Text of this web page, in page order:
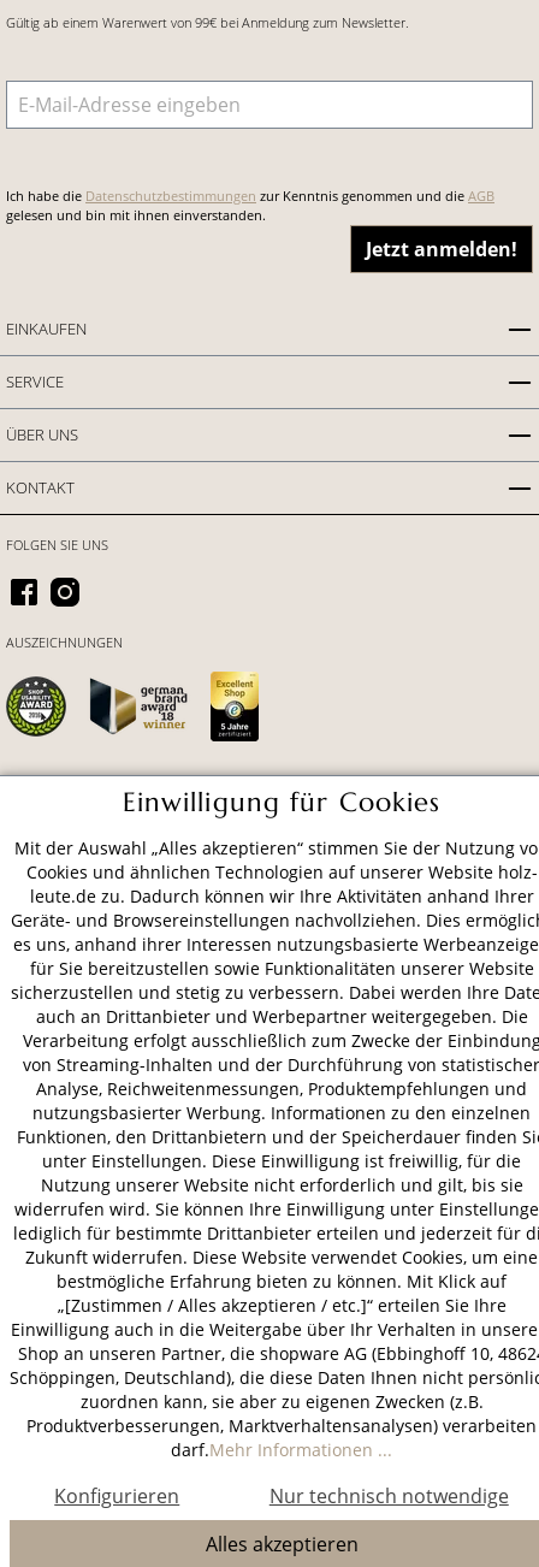
Gültig ab einem Warenwert von 99€ bei Anmeldung zum Newsletter.
E-Mail-Adresse
Ich habe die Datenschutzbestimmungen zur Kenntnis genommen und die AGB
gelesen und bin mit ihnen einverstanden.
Jetzt anmelden!
EINKAUFEN
SERVICE
ÜBER UNS
KONTAKT
VERSAND
FOLGEN SIE UNS
AUSZEICHNUNGEN
AGB Datenschutz
Impressum
© 2026 HOLZ-LEUTE
* Alle Preise inkl. gesetzl. Mehrwertsteuer zzgl.Versandkosten.
Einwilligung für Cookies
Mit der Auswahl „Alles akzeptieren“ stimmen Sie der Nutzung
Cookies und ähnlichen Technologien auf unserer Website holz-
leute.de zu. Dadurch können wir Ihre Aktivitäten anhand Ihrer
Geräte- und Browsereinstellungen nachvollziehen. Dies
es uns, anhand ihrer Interessen nutzungsbasierte
für Sie bereitzustellen sowie Funktionalitäten unserer Website
sicherzustellen und stetig zu verbessern. Dabei werden Ihre
auch an Drittanbieter und Werbepartner weitergegeben. Die
Verarbeitung erfolgt ausschließlich zum Zwecke der
von Streaming-Inhalten und der Durchführung von statistischer
Analyse, Reichweitenmessungen, Produktempfehlungen und
nutzungsbasierter Werbung. Informationen zu den einzelnen
Funktionen, den Drittanbietern und der Speicherdauer finden
unter Einstellungen. Diese Einwilligung ist freiwillig, für die
Nutzung unserer Website nicht erforderlich und gilt, bis sie
widerrufen wird. Sie können Ihre Einwilligung unter
lediglich für bestimmte Drittanbieter erteilen und jederzeit für
Zukunft widerrufen. Diese Website verwendet Cookies, um eine
bestmögliche Erfahrung bieten zu können. Mit Klick auf
„[Zustimmen / Alles akzeptieren / etc.]“ erteilen Sie Ihre
Einwilligung auch in die Weitergabe über Ihr Verhalten in
Shop an unseren Partner, die shopware AG (Ebbinghoff 10,
Schöppingen, Deutschland), die diese Daten Ihnen nicht
zuordnen kann, sie aber zu eigenen Zwecken (z.B.
Produktverbesserungen, Marktverhaltensanalysen) verarbeiten
darf.Mehr Informationen ...
Nur technisch notwendige
Konfigurieren
Alles akzeptieren